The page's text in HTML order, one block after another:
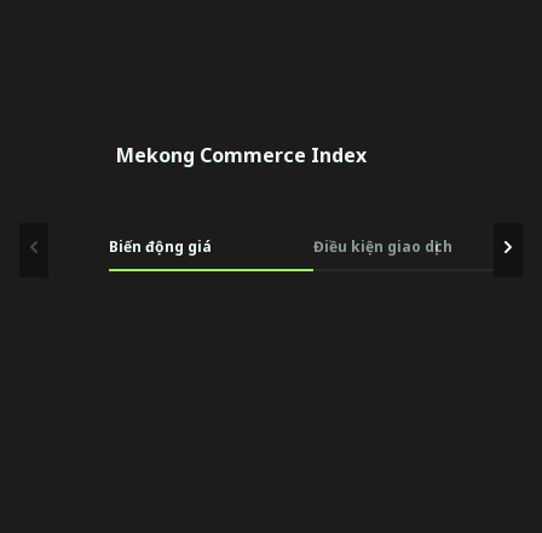
Mekong Commerce Index
Biến động giá Điều kiện giao dịch